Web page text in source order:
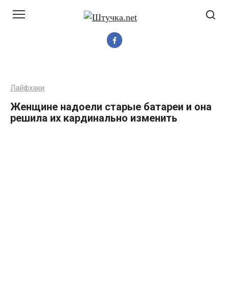
Лайфхаки
Женщине надоели старые батареи и она
решила их кардинально изменить